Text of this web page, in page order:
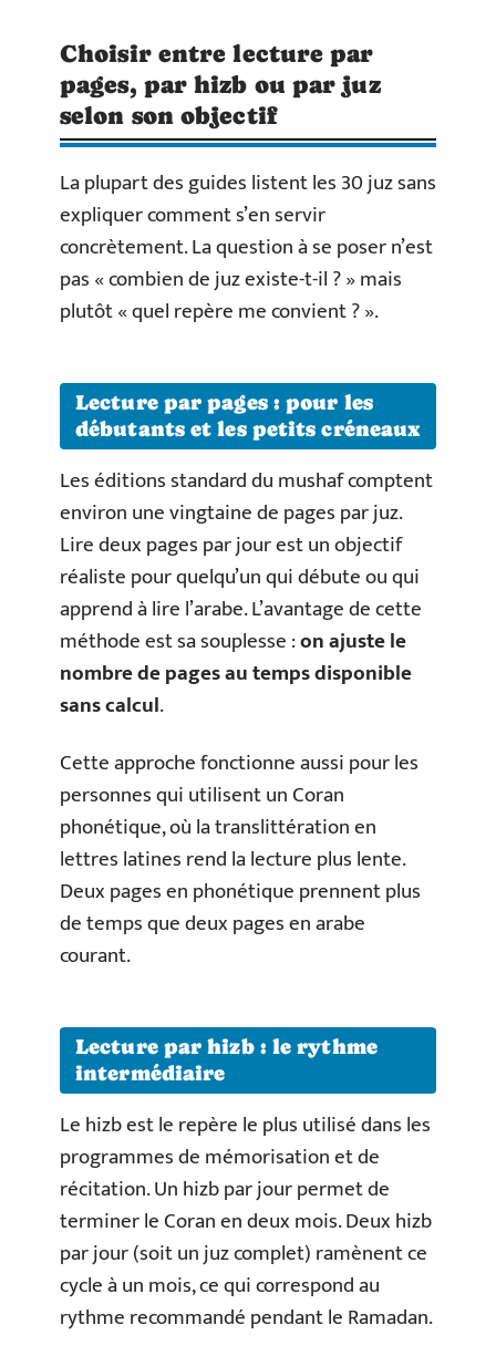
Choisir entre lecture par
pages, par hizb ou par juz
selon son objectif
La plupart des guides listent les 30 juz sans
expliquer comment s’en servir
concrètement. La question à se poser n’est
pas « combien de juz existe-t-il ? » mais
plutôt « quel repère me convient ? ».
Lecture par pages : pour les
débutants et les petits créneaux
Les éditions standard du mushaf comptent
environ une vingtaine de pages par juz.
Lire deux pages par jour est un objectif
réaliste pour quelqu’un qui débute ou qui
apprend à lire l’arabe. L’avantage de cette
méthode est sa souplesse :on ajuste le
nombre de pages au temps disponible
sans calcul.
Cette approche fonctionne aussi pour les
personnes qui utilisent un Coran
phonétique, où la translittération en
lettres latines rend la lecture plus lente.
Deux pages en phonétique prennent plus
de temps que deux pages en arabe
courant.
Lecture par hizb : le rythme
intermédiaire
Le hizb est le repère le plus utilisé dans les
programmes de mémorisation et de
récitation. Un hizb par jour permet de
terminer le Coran en deux mois. Deux hizb
par jour (soit un juz complet) ramènent ce
cycle à un mois, ce qui correspond au
rythme recommandé pendant le Ramadan.